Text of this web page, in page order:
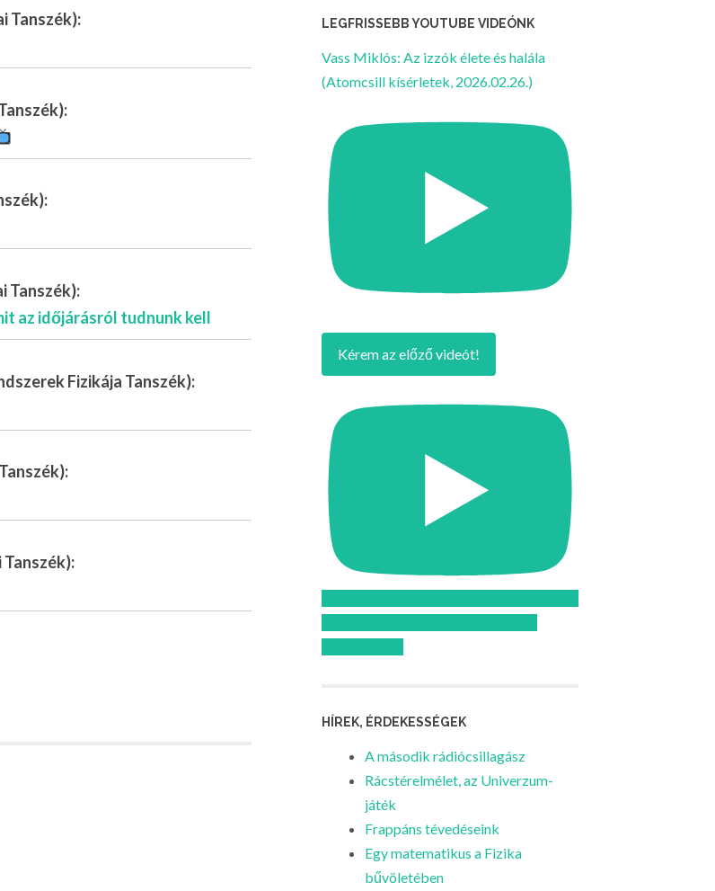
Tanszék):
Tanszék):
az időjárásról tudnunk kell
Fizikája Tanszék):
Tanszék):
LEGFRISSEBB YOUTUBE VIDEÓNK
Vass Miklós: Az izzók élete és halála
(Atomcsill kísérletek, 2026.02.26.)
Kérem az előző videót!
HÍREK, ÉRDEKESSÉGEK
A második rádiócsillagász
Rácstérelmélet, az Univerzum-
játék
Frappáns tévedéseink
Egy matematikus a Fizika
bűvöletében